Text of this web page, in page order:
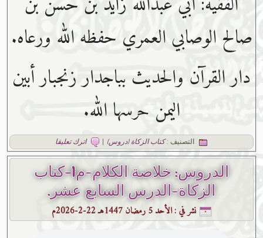
صالح الوصابي العمري حفظه ﷲ ورعاه.
دار القرآن والحديث بباجدار زنجبار أبين
اليمن حرسها الله.
التصنيف :كتاب الزكاة (دروس) | اترك تعليقا
الدروس: خلاصة الكلام-م1-كتاب
الزكاة-الدرس السابع عشر.
نشر في :الأحد 5 رمضان 1447هـ 22-2-2026م